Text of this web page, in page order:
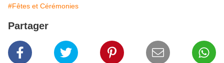
#Fêtes et Cérémonies
Partager